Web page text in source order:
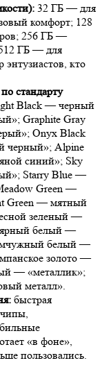
32 ГБ — для
комфорт; 128
256 ГБ —
ГБ — для
кто
стандарту
Black — черный
Graphite Gray
Onyx Black
черный»; Alpine
синий»; Sky
Starry Blue —
Green —
Green — мятный
зеленый —
белый —
белый —
золото —
— «металлик»;
металл».
быстрая
«в фоне»,
пользовались.